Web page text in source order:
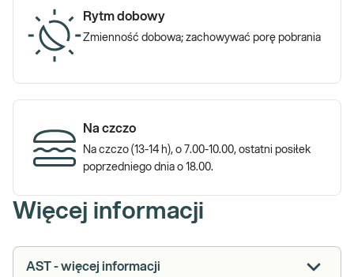
Rytm dobowy
Zmienność dobowa; zachowywać porę pobrania
Na czczo
Na czczo (13-14 h), o 7.00-10.00, ostatni posiłek
poprzedniego dnia o 18.00.
Więcej informacji
AST - więcej informacji